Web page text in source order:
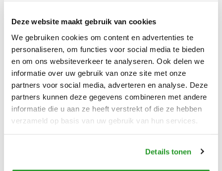
Deze website maakt gebruik van cookies
We gebruiken cookies om content en advertenties te
personaliseren, om functies voor social media te bieden
en om ons websiteverkeer te analyseren. Ook delen we
informatie over uw gebruik van onze site met onze
partners voor social media, adverteren en analyse. Deze
partners kunnen deze gegevens combineren met andere
informatie die u aan ze heeft verstrekt of die ze hebben
verzameld op basis van uw gebruik van hun services.
Details tonen
Pearl
Pearl is een unieke accommodatie, een boot al dobberend op de
Loire. Observeer tijdens jouw verblijf de schitterende
landschappen van de Loire. Het is een paradijs voor
natuurliefhebbers, vissers, fotografen of vogelspotters. Op een
steenworp afstand ligt de authentieke haven van Bréhémont in
Touraine.
Lees meer